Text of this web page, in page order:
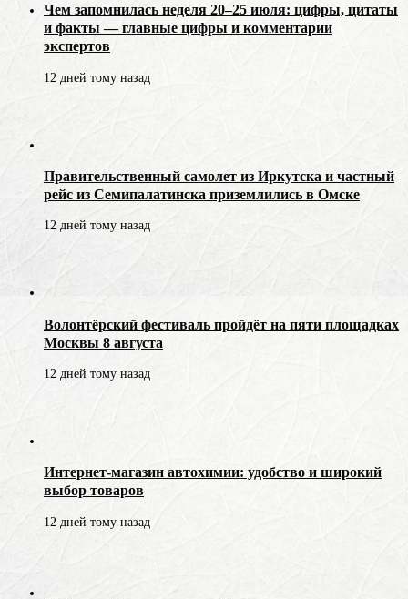
Чем запомнилась неделя 20–25 июля: цифры, цитаты
и факты — главные цифры и комментарии
экспертов
12 дней тому назад
Правительственный самолет из Иркутска и частный
рейс из Семипалатинска приземлились в Омске
12 дней тому назад
Волонтёрский фестиваль пройдёт на пяти площадках
Москвы 8 августа
12 дней тому назад
Интернет-магазин автохимии: удобство и широкий
выбор товаров
12 дней тому назад